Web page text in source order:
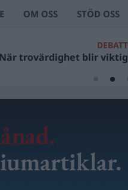
OM OSS STÖD OSS
DEBATT
När trovärdighet blir